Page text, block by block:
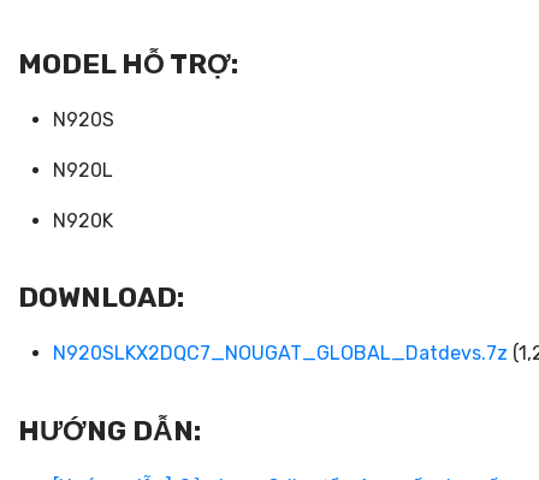
MODEL HỖ TRỢ:
N920S
N920L
N920K
DOWNLOAD:
N920SLKX2DQC7_NOUGAT_GLOBAL_Datdevs.7z
HƯỚNG DẪN: